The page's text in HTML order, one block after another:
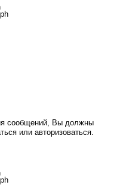
сообщений, Вы должны
или авторизоваться.